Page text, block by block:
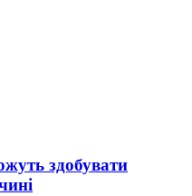
здобувати